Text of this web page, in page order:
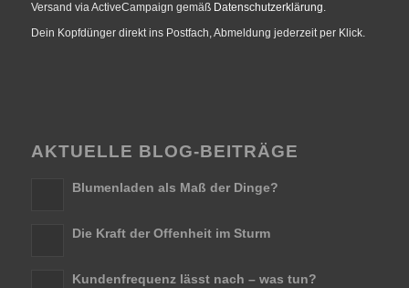
Versand via ActiveCampaign gemäß Datenschutzerklärung.
Dein Kopfdünger direkt ins Postfach, Abmeldung jederzeit per Klick.
AKTUELLE BLOG-BEITRÄGE
Blumenladen als Maß der Dinge?
Die Kraft der Offenheit im Sturm
Kundenfrequenz lässt nach – was tun?